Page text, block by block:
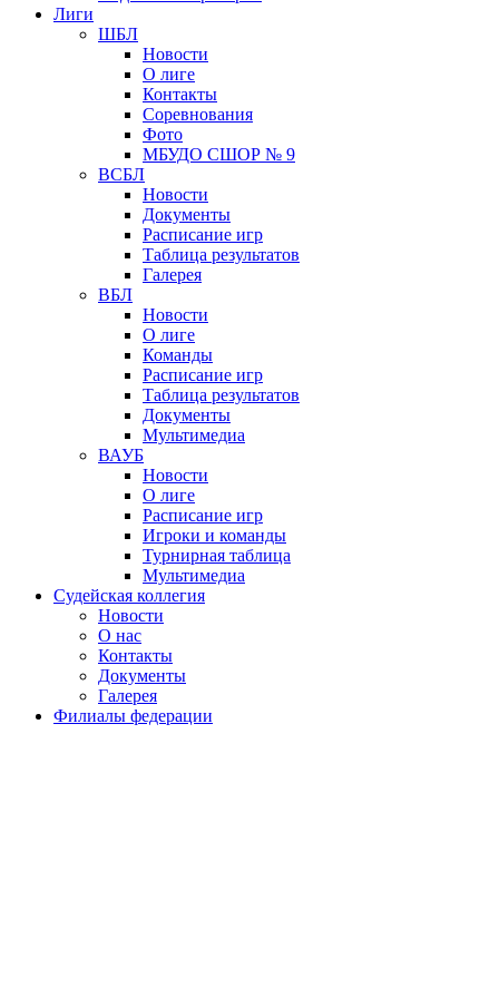
Лиги
ШБЛ
Новости
О лиге
Контакты
Соревнования
Фото
МБУДО СШОР № 9
ВСБЛ
Новости
Документы
Расписание игр
Таблица результатов
Галерея
ВБЛ
Новости
О лиге
Команды
Расписание игр
Таблица результатов
Документы
Мультимедиа
ВАУБ
Новости
О лиге
Расписание игр
Игроки и команды
Турнирная таблица
Мультимедиа
Судейская коллегия
Новости
О нас
Контакты
Документы
Галерея
Филиалы федерации